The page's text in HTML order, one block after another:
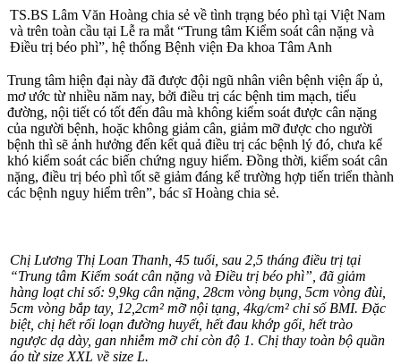
TS.BS Lâm Văn Hoàng chia sẻ về tình trạng béo phì tại Việt Nam
và trên toàn cầu tại Lễ ra mắt “Trung tâm Kiểm soát cân nặng và
Điều trị béo phì”, hệ thống Bệnh viện Đa khoa Tâm Anh
Trung tâm hiện đại này đã được đội ngũ nhân viên bệnh viện ấp ủ,
mơ ước từ nhiều năm nay, bởi điều trị các bệnh tim mạch, tiểu
đường, nội tiết có tốt đến đâu mà không kiểm soát được cân nặng
của người bệnh, hoặc không giảm cân, giảm mỡ được cho người
bệnh thì sẽ ảnh hưởng đến kết quả điều trị các bệnh lý đó, chưa kể
khó kiểm soát các biến chứng nguy hiểm. Đồng thời, kiểm soát cân
nặng, điều trị béo phì tốt sẽ giảm đáng kể trường hợp tiến triển thành
các bệnh nguy hiểm trên”, bác sĩ Hoàng chia sẻ.